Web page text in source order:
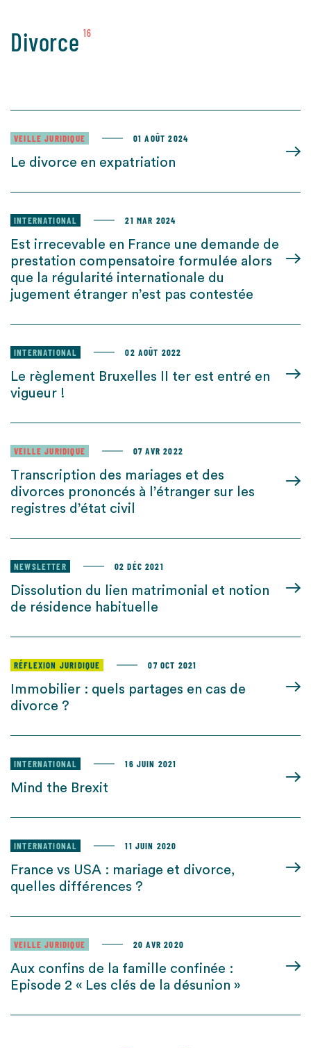
Divorce 16
VEILLE JURIDIQUE 01 AOÛT 2024
Le divorce en expatriation
INTERNATIONAL 21 MAR 2024
Est irrecevable en France une demande de
prestation compensatoire formulée alors
que la régularité internationale du
jugement étranger n’est pas contestée
INTERNATIONAL 02 AOÛT 2022
Le règlement Bruxelles II ter est entré en
vigueur !
VEILLE JURIDIQUE 07 AVR 2022
Transcription des mariages et des
divorces prononcés à l’étranger sur les
registres d’état civil
NEWSLETTER 02 DÉC 2021
Dissolution du lien matrimonial et notion
de résidence habituelle
RÉFLEXION JURIDIQUE 07 OCT 2021
Immobilier : quels partages en cas de
divorce ?
INTERNATIONAL 16 JUIN 2021
Mind the Brexit
INTERNATIONAL 11 JUIN 2020
France vs USA : mariage et divorce,
quelles différences ?
VEILLE JURIDIQUE 20 AVR 2020
Aux confins de la famille confinée :
Episode 2 « Les clés de la désunion »